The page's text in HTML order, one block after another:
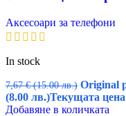
Аксесоари за телефони
In stock
7,67€ (15.00 лв.) Original
(8.00 лв.)Текущата цена
Добавяне в количката